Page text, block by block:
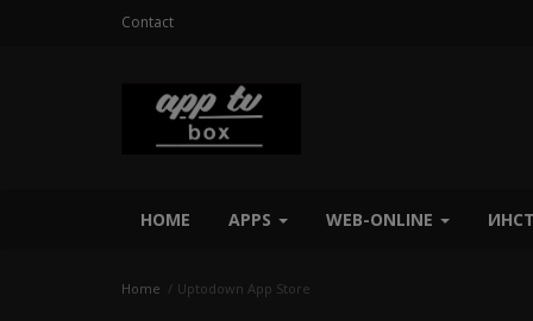
Contact
HOME APPS WEB-ONLINE
Home Uptodown App Store